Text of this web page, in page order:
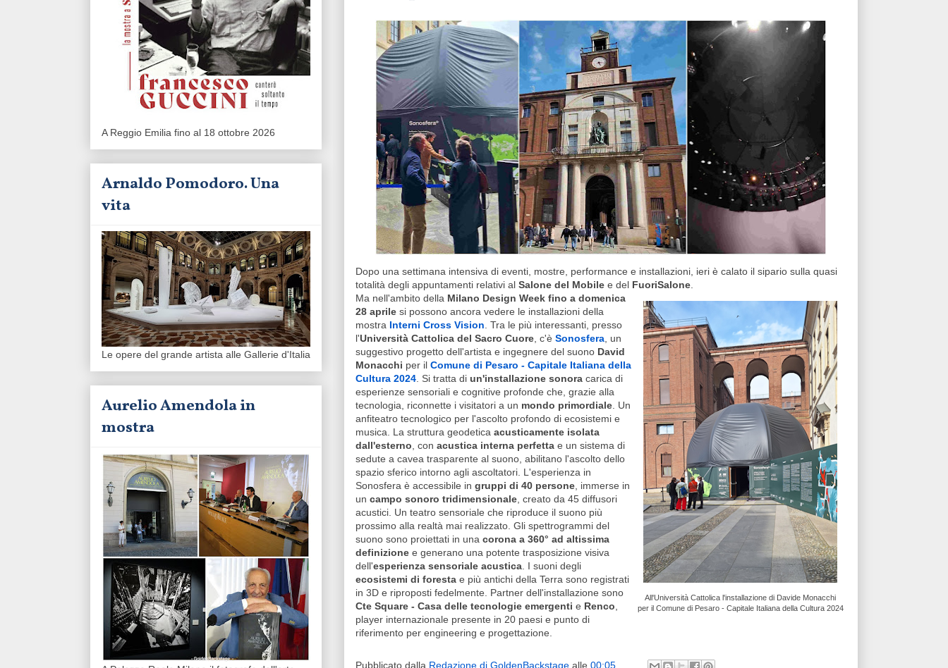
Dopo una settimana intensiva di eventi, mostre, performance e installazioni, ieri è calato il sipario sulla quasi
totalità degli appuntamenti relativi al Salone del Mobile e del FuoriSalone.
All'Università Cattolica l'installazione di Davide Monacchi
per il Comune di Pesaro - Capitale Italiana della Cultura 2024
Ma nell'ambito della Milano Design Week fino a domenica
28 aprile si possono ancora vedere le installazioni della
mostra Interni Cross Vision. Tra le più interessanti, presso
l'Università Cattolica del Sacro Cuore, c'è Sonosfera, un
suggestivo progetto dell'artista e ingegnere del suono David
Monacchi per il Comune di Pesaro - Capitale Italiana della
Cultura 2024. Si tratta di un'installazione sonora carica di
esperienze sensoriali e cognitive profonde che, grazie alla
tecnologia, riconnette i visitatori a un mondo primordiale. Un
anfiteatro tecnologico per l'ascolto profondo di ecosistemi e
musica. La struttura geodetica acusticamente isolata
dall'esterno, con acustica interna perfetta e un sistema di
sedute a cavea trasparente al suono, abilitano l'ascolto dello
spazio sferico intorno agli ascoltatori. L'esperienza in
Sonosfera è accessibile in gruppi di 40 persone, immerse in
un campo sonoro tridimensionale, creato da 45 diffusori
acustici. Un teatro sensoriale che riproduce il suono più
prossimo alla realtà mai realizzato. Gli spettrogrammi del
suono sono proiettati in una corona a 360° ad altissima
definizione e generano una potente trasposizione visiva
dell'esperienza sensoriale acustica. I suoni degli
ecosistemi di foresta e più antichi della Terra sono registrati
in 3D e riproposti fedelmente. Partner dell'installazione sono
Cte Square - Casa delle tecnologie emergenti e Renco,
player internazionale presente in 20 paesi e punto di
riferimento per engineering e progettazione.
Pubblicato dalla Redazione di GoldenBackstage alle 00:05
A Reggio Emilia fino al 18 ottobre 2026
Arnaldo Pomodoro. Una
vita
Le opere del grande artista alle Gallerie d'Italia
Aurelio Amendola in
mostra